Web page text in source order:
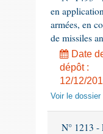
en
armées, en
de missiles
Date
dépôt :
12/12/
Voir le
N° 1213 -